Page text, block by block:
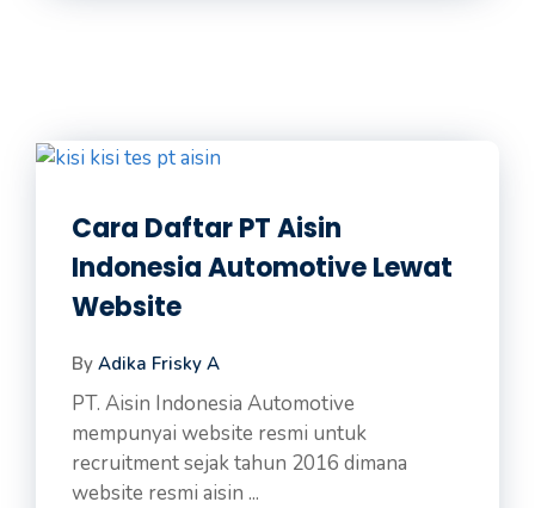
Cara Daftar PT Aisin
Indonesia Automotive Lewat
Website
By Adika Frisky A
PT. Aisin Indonesia Automotive
mempunyai website resmi untuk
recruitment sejak tahun 2016 dimana
website resmi aisin ...